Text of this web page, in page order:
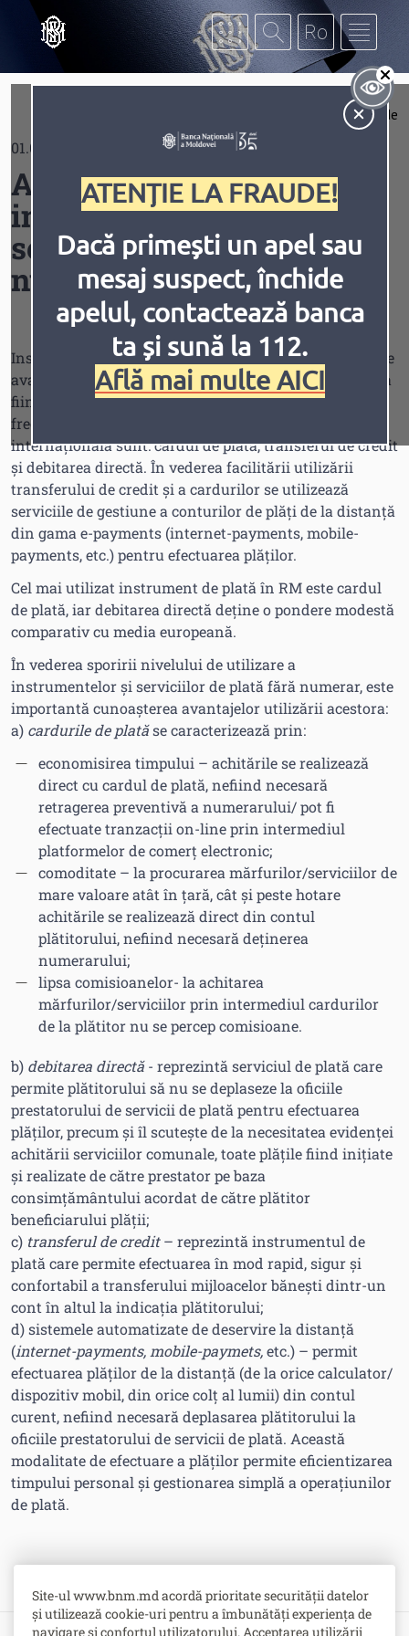
Mergi la conţinutul principal
Inversiune Animațiile
ATENȚIE LA FRAUDE!
Dacă primești un apel sau
mesaj suspect, închide
apelul, contactează banca
ta și sună la 112.
Află mai multe AICI
Site-ul www.bnm.md acordă prioritate securității datelor
și utilizează cookie-uri pentru a îmbunătăți experiența de
navigare și confortul utilizatorului. Acceptarea utilizării
Extinde
01.07.2019
Avantajele utilizării
instrumentelor şi
serviciilor de plată fără
numerar
Instrumentele de plată fără numerar prezintă o serie de
avantaje comparativ cu utilizarea numerarului, acestea
fiind pe larg utilizate în ţările dezvoltate. Cel mai
frecvent utilizate instrumente de plată în practica
internațională sunt: cardul de plată, transferul de credit
şi debitarea directă. În vederea facilitării utilizării
transferului de credit şi a cardurilor se utilizează
serviciile de gestiune a conturilor de plăți de la distanță
din gama e-payments (internet-payments, mobile-
payments, etc.) pentru efectuarea plăţilor.
Cel mai utilizat instrument de plată în RM este cardul
de plată, iar debitarea directă deține o pondere modestă
comparativ cu media europeană.
În vederea sporirii nivelului de utilizare a
instrumentelor şi serviciilor de plată fără numerar, este
importantă cunoaşterea avantajelor utilizării acestora:
a) cardurile de platăse caracterizează prin:
economisirea timpului – achitările se realizează
direct cu cardul de plată, nefiind necesară
retragerea preventivă a numerarului/ pot fi
efectuate tranzacții on-line prin intermediul
platformelor de comerț electronic;
comoditate – la procurarea mărfurilor/serviciilor de
mare valoare atât în țară, cât și peste hotare
achitările se realizează direct din contul
plătitorului, nefiind necesară deţinerea
numerarului;
lipsa comisioanelor- la achitarea
mărfurilor/serviciilor prin intermediul cardurilor
de la plătitor nu se percep comisioane.
b) debitarea directă- reprezintă serviciul de plată care
permite plătitorului să nu se deplaseze la oficiile
prestatorului de servicii de plată pentru efectuarea
plăţilor, precum şi îl scuteşte de la necesitatea evidenţei
achitării serviciilor comunale, toate plăţile fiind iniţiate
şi realizate de către prestator pe baza
consimțământului acordat de către plătitor
beneficiarului plăţii;
c) transferul de credit– reprezintă instrumentul de
plată care permite efectuarea în mod rapid, sigur şi
confortabil a transferului mijloacelor băneşti dintr-un
cont în altul la indicaţia plătitorului;
d) sistemele automatizate de deservire la distanță
(internet-payments, mobile-paymets,etc.) – permit
efectuarea plăţilor de la distanţă (de la orice calculator/
dispozitiv mobil, din orice colţ al lumii) din contul
curent, nefiind necesară deplasarea plătitorului la
oficiile prestatorului de servicii de plată. Această
modalitate de efectuare a plăţilor permite eficientizarea
timpului personal şi gestionarea simplă a operaţiunilor
de plată.